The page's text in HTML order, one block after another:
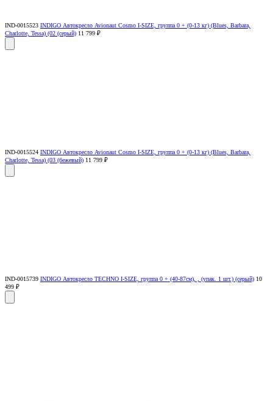
IND-0015523 INDIGO Автокресло Avionaut Cosmo I-SIZE, группа 0 + (0-13 кг) (Blues, Barbara,
Charlotte, Tessa) (02 (серый) 11 799 ₽
IND-0015524 INDIGO Автокресло Avionaut Cosmo I-SIZE, группа 0 + (0-13 кг) (Blues, Barbara,
Charlotte, Tessa) (03 (бежевый) 11 799 ₽
IND-0015739 INDIGO Автокресло TECHNO I-SIZE, группа 0 + (40-87см), , (упак. 1 шт.) (серый) 10
499 ₽